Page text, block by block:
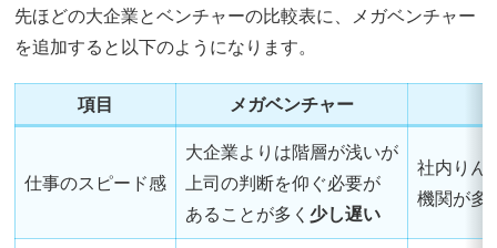
先ほどの大企業とベンチャーの比較表に、メガベンチャー
を追加すると以下のようになります。
項目 メガベンチャー
仕事のスピード感
大企業よりは階層が浅いが
上司の判断を仰ぐ必要が
あることが多く 少し遅い
社内りん
機関が多